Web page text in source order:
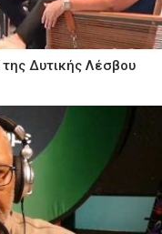
Δυτικής Λέσβου